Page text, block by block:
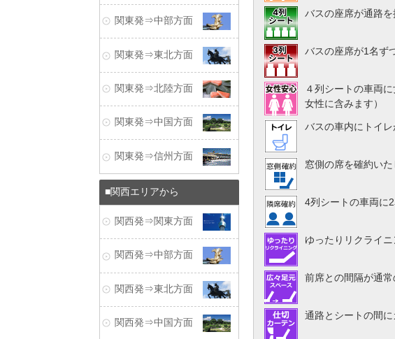
バスの座席が通路を
バスの座席が1名ず
４列シートの車両
女性に含みます）
バスの車内にトイレ
窓側の席を確約いた
4列シートの車両に
ゆったりリクライニ
前席との間隔が通常
通路とシートの間に
関東発⇒中部方面
関東発⇒東北方面
関東発⇒北陸方面
関東発⇒中国方面
関東発⇒信州方面
関西エリアから
関西発⇒関東方面
関西発⇒中部方面
関西発⇒東北方面
関西発⇒中国方面